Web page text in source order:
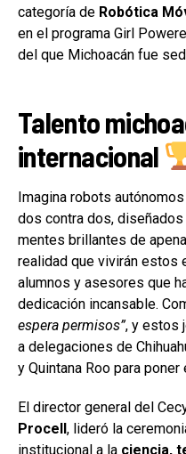
categoría de Robótica
en el programa Girl
del que Michoacán fue
Talento
internacional
Imagina robots
dos contra dos,
mentes brillantes de
realidad que vivirán estos
alumnos y asesores que
dedicación incansable.
espera permisos”, y estos
a delegaciones de
y Quintana Roo para
El director general del
Procell, lideró la
institucional a la ciencia,